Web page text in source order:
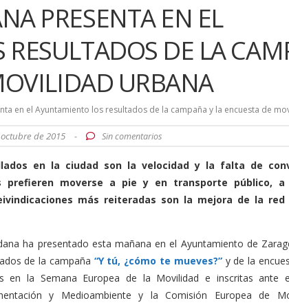
PRESENTA EN EL
DE LA
URBANA
en el Ayuntamiento los resultados de la campaña y la encuesta de
de 2015 - Sin comentarios
en la ciudad son la velocidad y la falta de
prefieren moverse a pie y en transporte público,
más reiteradas son la mejora de la red
ha presentado esta mañana en el Ayuntamiento de
de la campaña “Y tú, ¿cómo te mueves?”y de la
en la Semana Europea de la Movilidad e inscritas ante
y Medioambiente y la Comisión Europea de